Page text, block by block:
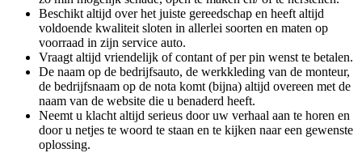
Beschikt altijd over het juiste gereedschap en heeft altijd
voldoende kwaliteit sloten in allerlei soorten en maten op
voorraad in zijn service auto.
Vraagt altijd vriendelijk of contant of per pin wenst te betalen.
De naam op de bedrijfsauto, de werkkleding van de monteur,
de bedrijfsnaam op de nota komt (bijna) altijd overeen met de
naam van de website die u benaderd heeft.
Neemt u klacht altijd serieus door uw verhaal aan te horen en
door u netjes te woord te staan en te kijken naar een gewenste
oplossing.